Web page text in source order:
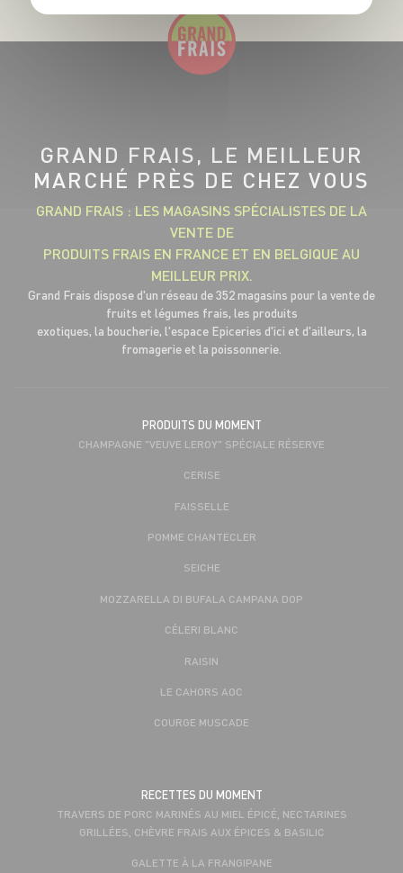
GRAND FRAIS, LE MEILLEUR
MARCHÉ PRÈS DE CHEZ VOUS
GRAND FRAIS : LES MAGASINS SPÉCIALISTES DE LA
VENTE DE
PRODUITS FRAIS EN FRANCE ET EN BELGIQUE AU
MEILLEUR PRIX.
Grand Frais dispose d'un réseau de 352 magasins pour la vente de
fruits et légumes frais, les produits
exotiques, la boucherie, l'espace Epiceries d'ici et d'ailleurs, la
fromagerie et la poissonnerie.
PRODUITS DU MOMENT
CHAMPAGNE "VEUVE LEROY" SPÉCIALE RÉSERVE
CERISE
FAISSELLE
POMME CHANTECLER
SEICHE
MOZZARELLA DI BUFALA CAMPANA DOP
CÉLERI BLANC
RAISIN
LE CAHORS AOC
COURGE MUSCADE
RECETTES DU MOMENT
TRAVERS DE PORC MARINÉS AU MIEL ÉPICÉ, NECTARINES
GRILLÉES, CHÈVRE FRAIS AUX ÉPICES & BASILIC
GALETTE À LA FRANGIPANE